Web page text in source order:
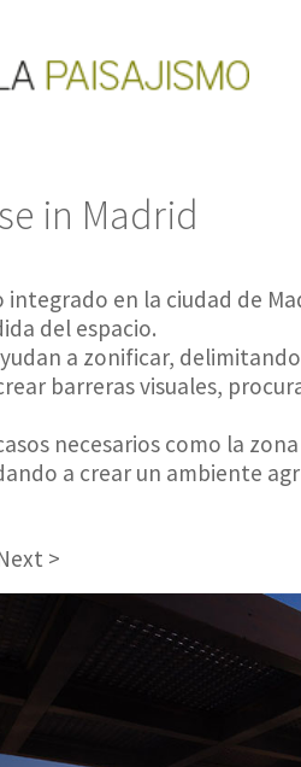
in Madrid
integrado en la ciudad de
del espacio.
a zonificar,
barreras visuales,
necesarios como la
a crear un ambiente
>